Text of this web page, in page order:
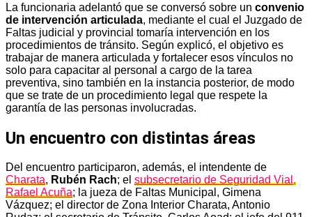
La funcionaria adelantó que se conversó sobre un convenio
de intervención articulada, mediante el cual el Juzgado de
Faltas judicial y provincial tomaría intervención en los
procedimientos de tránsito. Según explicó, el objetivo es
trabajar de manera articulada y fortalecer esos vínculos no
solo para capacitar al personal a cargo de la tarea
preventiva, sino también en la instancia posterior, de modo
que se trate de un procedimiento legal que respete la
garantía de las personas involucradas.
Un encuentro con distintas áreas
Del encuentro participaron, además, el intendente de
Charata, Rubén Rach; el subsecretario de Seguridad Vial,
Rafael Acuña; la jueza de Faltas Municipal, Gimena
Vázquez; el director de Zona Interior Charata, Antonio